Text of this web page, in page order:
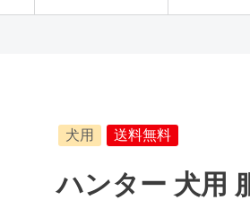
犬用 送料無料
ハンター 犬用